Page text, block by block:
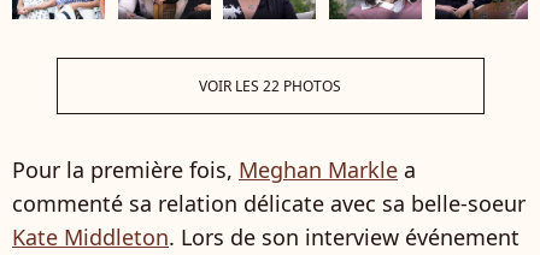
VOIR LES 22 PHOTOS
Pour la première fois, Meghan Markle a
commenté sa relation délicate avec sa belle-soeur
Kate Middleton. Lors de son interview événement